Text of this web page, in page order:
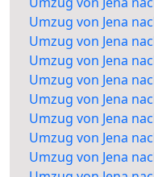
Umzug von Jena
Umzug von Jena
Umzug von Jena
Umzug von Jena
Umzug von Jena
Umzug von Jena
Umzug von Jena
Umzug von Jena